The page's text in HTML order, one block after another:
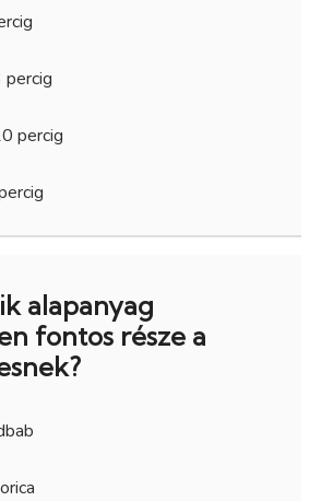
percig
percig
alapanyag
fontos része a